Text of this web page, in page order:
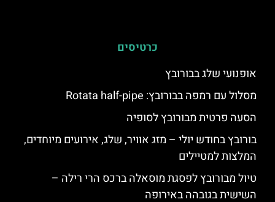
כרטיסים
אופנועי שלג בבורובץ
מסלול עם רמפה בבורובץ: Rotata half-pipe
הסעה פרטית מבורובץ לסופיה
בורובץ בחודש יולי – מזג אוויר, שלג, אירועים מיוחדים,
המלצות למטיילים
טיול מבורובץ לפסגת מוסאלה ברכס הרי רילה –
השישית בגובהה באירופה